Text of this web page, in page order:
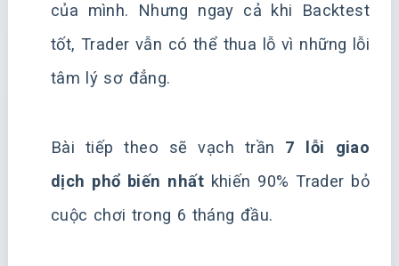
của mình. Nhưng ngay cả khi Backtest
tốt, Trader vẫn có thể thua lỗ vì những lỗi
tâm lý sơ đẳng.
Bài tiếp theo sẽ vạch trần 7 lỗi giao
dịch phổ biến nhấtkhiến 90% Trader bỏ
cuộc chơi trong 6 tháng đầu.